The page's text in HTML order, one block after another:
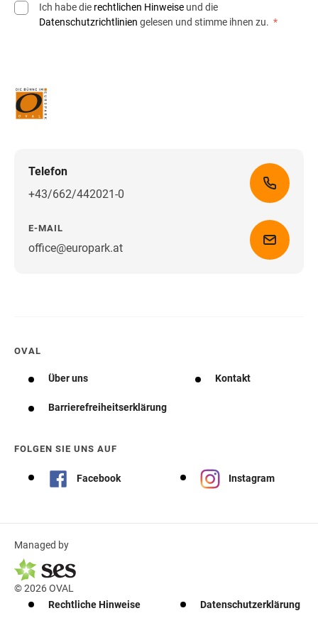
Ich habe die rechtlichen Hinweise und die
Datenschutzrichtlinien gelesen und stimme ihnen zu. *
Telefon
+43/662/442021-0
E-MAIL
office@europark.atWegbeschreibung erhalten
OVAL
Über uns Kontakt
Barrierefreiheitserklärung
FOLGEN SIE UNS AUF
Facebook Instagram
Managed by
© 2026 OVAL
Rechtliche Hinweise
Datenschutzerklärung